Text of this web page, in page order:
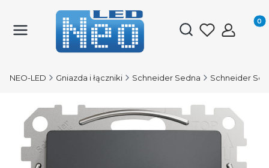
Otwórz
NEO-LED Gniazda i łączniki Schneider Sedna Schneider